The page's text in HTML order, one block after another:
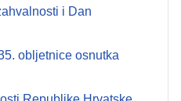
i Dan
obljetnice osnutka